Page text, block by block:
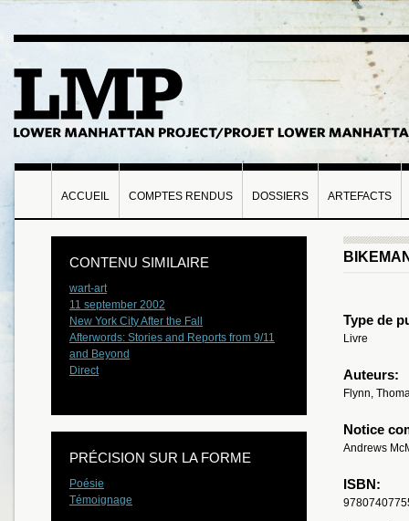
ACCUEIL COMPTES RENDUS DOSSIERS ARTEFACTS
Type de
Livre
Auteurs:
Flynn,
Notice
Andrews
ISBN:
CONTENU SIMILAIRE
wart-art
11 september 2002
New York City After the Fall
Afterwords: Stories and Reports from 9/11
and Beyond
Direct
PRÉCISION SUR LA FORME
Poésie
Témoignage